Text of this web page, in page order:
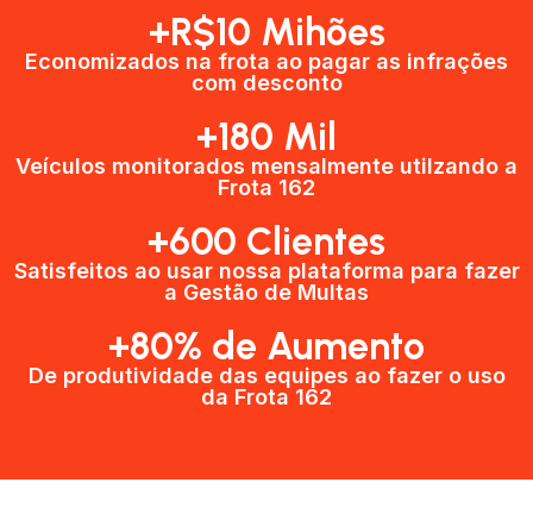
+R$10 Mihões
Economizados na frota ao pagar as infrações
com desconto
+180 Mil
Veículos monitorados mensalmente utilzando a
Frota 162
+600 Clientes​
Satisfeitos ao usar nossa plataforma para fazer
a Gestão de Multas​
+80% de Aumento
De produtividade das equipes ao fazer o uso
da Frota 162​